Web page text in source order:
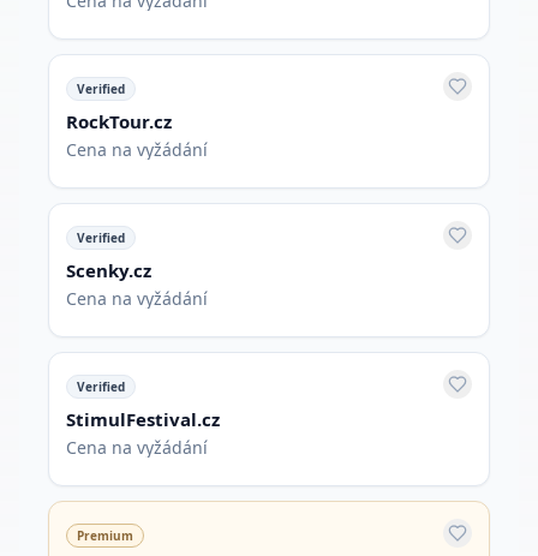
Verified
RockTour.cz
Cena na vyžádání
Verified
Scenky.cz
Cena na vyžádání
Verified
StimulFestival.cz
Cena na vyžádání
Premium